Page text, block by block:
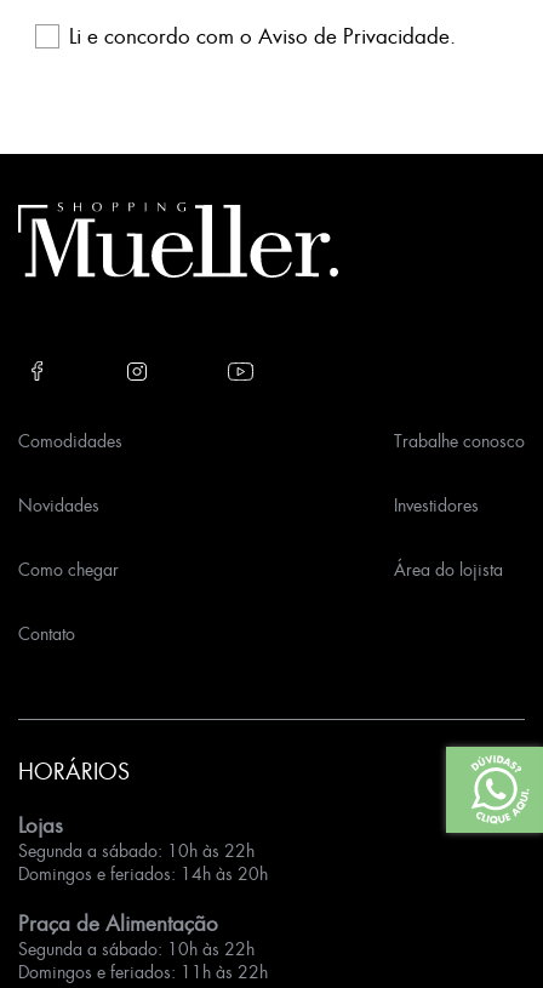
Li e concordo com oAviso de Privacidade.
leave
field
empty.
Comodidades
Novidades
Como chegar
Contato
Trabalhe conosco
Investidores
Área do lojista
HORÁRIOS
Lojas
Segunda a sábado: 10h às 22h
Domingos e feriados: 14h às 20h
Praça de Alimentação
Segunda a sábado: 10h às 22h
Domingos e feriados: 11h às 22h